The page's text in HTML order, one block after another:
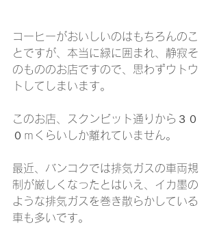
コーヒーがおいしいのはもちろんのこ
とですが、本当に緑に囲まれ、静寂そ
のもののお店ですので、思わずウトウ
トしてしまいます。
このお店、スクンビット通りから３０
０ｍくらいしか離れていません。
最近、バンコクでは排気ガスの車両規
制が厳しくなったとはいえ、イカ墨の
ような排気ガスを巻き散らかしている
車も多いです。